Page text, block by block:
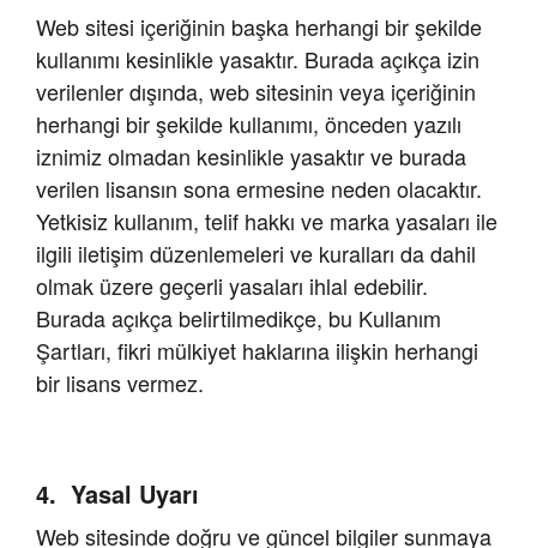
Web sitesi içeriğinin başka herhangi bir şekilde
kullanımı kesinlikle yasaktır. Burada açıkça izin
verilenler dışında, web sitesinin veya içeriğinin
herhangi bir şekilde kullanımı, önceden yazılı
iznimiz olmadan kesinlikle yasaktır ve burada
verilen lisansın sona ermesine neden olacaktır.
Yetkisiz kullanım, telif hakkı ve marka yasaları ile
ilgili iletişim düzenlemeleri ve kuralları da dahil
olmak üzere geçerli yasaları ihlal edebilir.
Burada açıkça belirtilmedikçe, bu Kullanım
Şartları, fikri mülkiyet haklarına ilişkin herhangi
bir lisans vermez.
Yasal Uyarı
Web sitesinde doğru ve güncel bilgiler sunmaya